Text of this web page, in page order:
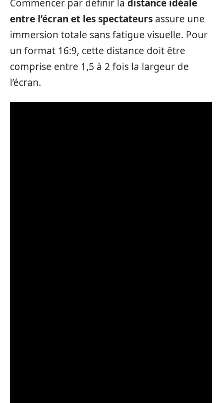
Commencer par définir la distance idéale
entre l’écran et les spectateurs assure une
immersion totale sans fatigue visuelle. Pour
un format 16:9, cette distance doit être
comprise entre 1,5 à 2 fois la largeur de
l’écran.